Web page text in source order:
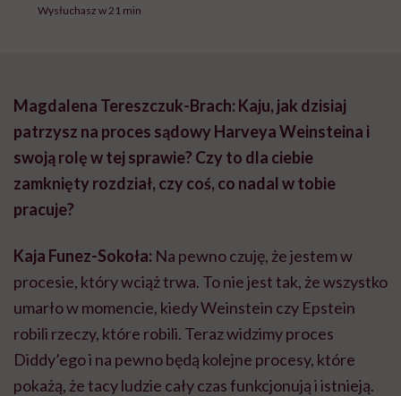
Wysłuchasz w 21 min
Magdalena Tereszczuk-Brach: Kaju, jak dzisiaj
patrzysz na proces sądowy Harveya Weinsteina i
swoją rolę w tej sprawie? Czy to dla ciebie
zamknięty rozdział, czy coś, co nadal w tobie
pracuje?
Kaja Funez-Sokoła: Na pewno czuję, że jestem w
procesie, który wciąż trwa. To nie jest tak, że wszystko
umarło w momencie, kiedy Weinstein czy Epstein
robili rzeczy, które robili. Teraz widzimy proces
Diddy’ego i na pewno będą kolejne procesy, które
pokażą, że tacy ludzie cały czas funkcjonują i istnieją.